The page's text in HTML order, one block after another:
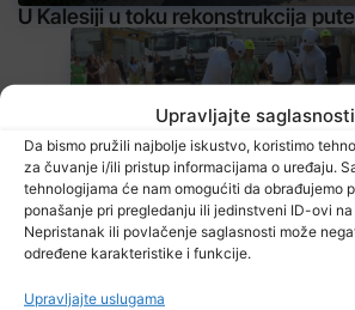
Upravljajte
Da bismo pružili najbolje iskustvo, koristimo
za čuvanje i/ili pristup informacijama o uređaju.
tehnologijama će nam omogućiti da obrađujemo
ponašanje pri pregledanju ili jedinstveni ID-ovi
Nepristanak ili povlačenje saglasnosti može
određene karakteristike i funkcije.
Upravljajte uslugama
U Kalesiji u toku rekonstrukcija
7 Augusta, 2026
U Poljicu počinje izgradnja školske sportske